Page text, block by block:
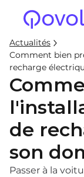
Actualités
Comment bien
recharge
de
son
Passer à la